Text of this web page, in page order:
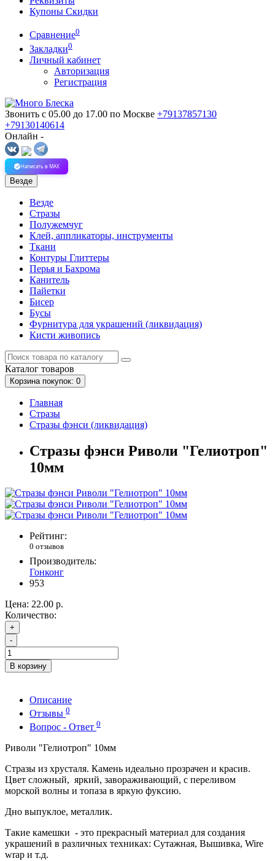
Купоны Скидки
Сравнение0
Закладки0
Личный кабинет
Авторизация
Регистрация
Звонить с 05.00 до 17.00 по Москве +79137857130
+79130140614
Онлайн -
Написать в MAX
Везде
Везде
Стразы
Полужемчуг
Клей, аппликаторы, инструменты
Ткани
Контуры Глиттеры
Перья и Бахрома
Канитель
Пайетки
Бисер
Бусы
Фурнитура для украшений (ликвидация)
Кисти живопись
Каталог товаров
Корзина покупок: 0
Главная
Стразы
Стразы фэнси (ликвидация)
Стразы фэнси Риволи "Гелиотроп"
10мм
Рейтинг:
0 отзывов
Производитель:
Гонконг
953
Цена: 22.00 р.
Количество:
+
-
В корзину
Описание
Отзывы 0
Вопрос - Ответ 0
Риволи "Гелиотроп" 10мм
Стразы из хрусталя. Камень идеально прозрачен и красив.
Цвет сложный, яркий, завораживающий, с переливом
морской волны и топаза в яркую фуксию.
Дно выпуклое, металлик.
Такие камешки - это прекрасный материал для создания
украшений в различных техниках: Сутажная, Вышивка, Wire
wrap и т.д.